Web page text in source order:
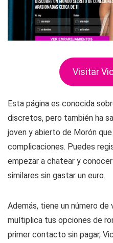
Visitar
Esta página es conocida
discretos, pero también ha
joven y abierto de Morón
complicaciones. Puedes
empezar a chatear y
similares sin gastar un euro.
Además, tiene un número
multiplica tus opciones de
primer contacto sin pagar,